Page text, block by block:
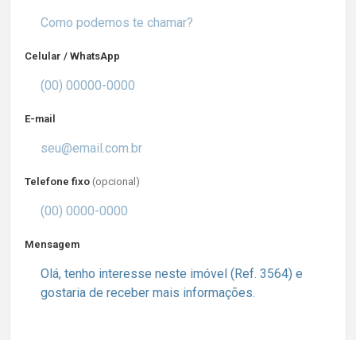
Celular / WhatsApp
E-mail
Telefone fixo (opcional)
Mensagem